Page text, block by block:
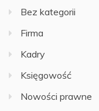
Bez kategorii
Firma
Kadry
Księgowość
Nowości prawne